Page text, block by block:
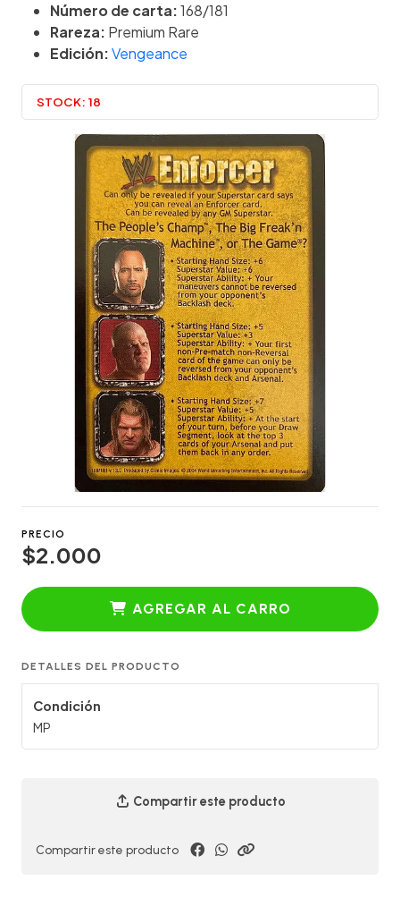
Número de carta:168/181
Rareza: Premium Rare
Edición:Vengeance
STOCK: 18
PRECIO
$2.000
AGREGAR AL CARRO
DETALLES DEL PRODUCTO
Condición
MP
Compartir este producto
Compartir este producto